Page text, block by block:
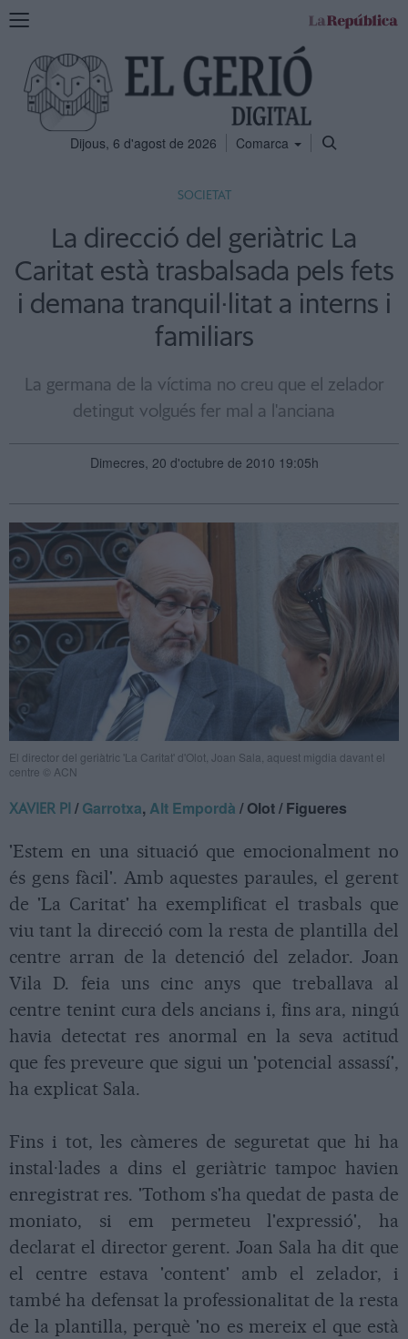
Mostra
navegació
Dijous, 6 d'agost de 2026 Comarca
SOCIETAT
La direcció del geriàtric La
Caritat està trasbalsada pels fets
i demana tranquil·litat a interns i
familiars
La germana de la víctima no creu que el zelador
detingut volgués fer mal a l'anciana
Dimecres, 20 d'octubre de 2010 19:05h
El director del geriàtric 'La Caritat' d'Olot, Joan Sala, aquest migdia davant el
centre © ACN
XAVIER PI /Garrotxa, Alt Empordà / Olot / Figueres
'Estem en una situació que emocionalment no
és gens fàcil'. Amb aquestes paraules, el gerent
de 'La Caritat' ha exemplificat el trasbals que
viu tant la direcció com la resta de plantilla del
centre arran de la detenció del zelador. Joan
Vila D. feia uns cinc anys que treballava al
centre tenint cura dels ancians i, fins ara, ningú
havia detectat res anormal en la seva actitud
que fes preveure que sigui un 'potencial assassí',
ha explicat Sala.
Fins i tot, les càmeres de seguretat que hi ha
instal·lades a dins el geriàtric tampoc havien
enregistrat res. 'Tothom s'ha quedat de pasta de
moniato, si em permeteu l'expressió', ha
declarat el director gerent. Joan Sala ha dit que
el centre estava 'content' amb el zelador, i
també ha defensat la professionalitat de la resta
de la plantilla, perquè 'no es mereix el que està